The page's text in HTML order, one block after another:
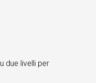
due livelli per